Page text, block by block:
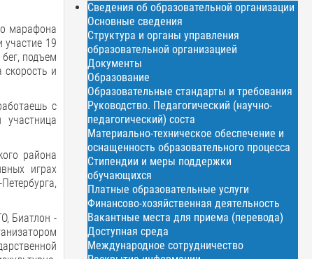
марафона
19
подъем
и
с
района
играх
Биатлон -
Сведения об образовательной организации
Основные сведения
Структура и органы управления
образовательной организацией
Документы
Образование
Образовательные стандарты и требования
Руководство. Педагогический (научно-
педагогический) соста
Материально-техническое обеспечение и
оснащенность образовательного процесса
Стипендии и меры поддержки
обучающихся
Платные образовательные услуги
Финансово-хозяйственная деятельность
Вакантные места для приема (перевода)
Доступная среда
Международное сотрудничество